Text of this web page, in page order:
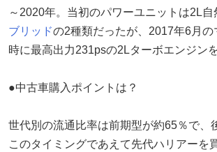
～2020年。当初のパワーユニットは2L自
ブリッドの2種類だったが、2017年6月の
時に最高出力231psの2Lターボエンジンを
●中古車購入ポイントは？
世代別の流通比率は前期型が約65％で、
このタイミングであえて先代ハリアーを